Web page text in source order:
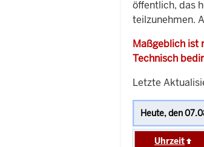
öffentlich, das
teilzunehmen.
Maßgeblich ist
Technisch
Letzte
Uhrzeit